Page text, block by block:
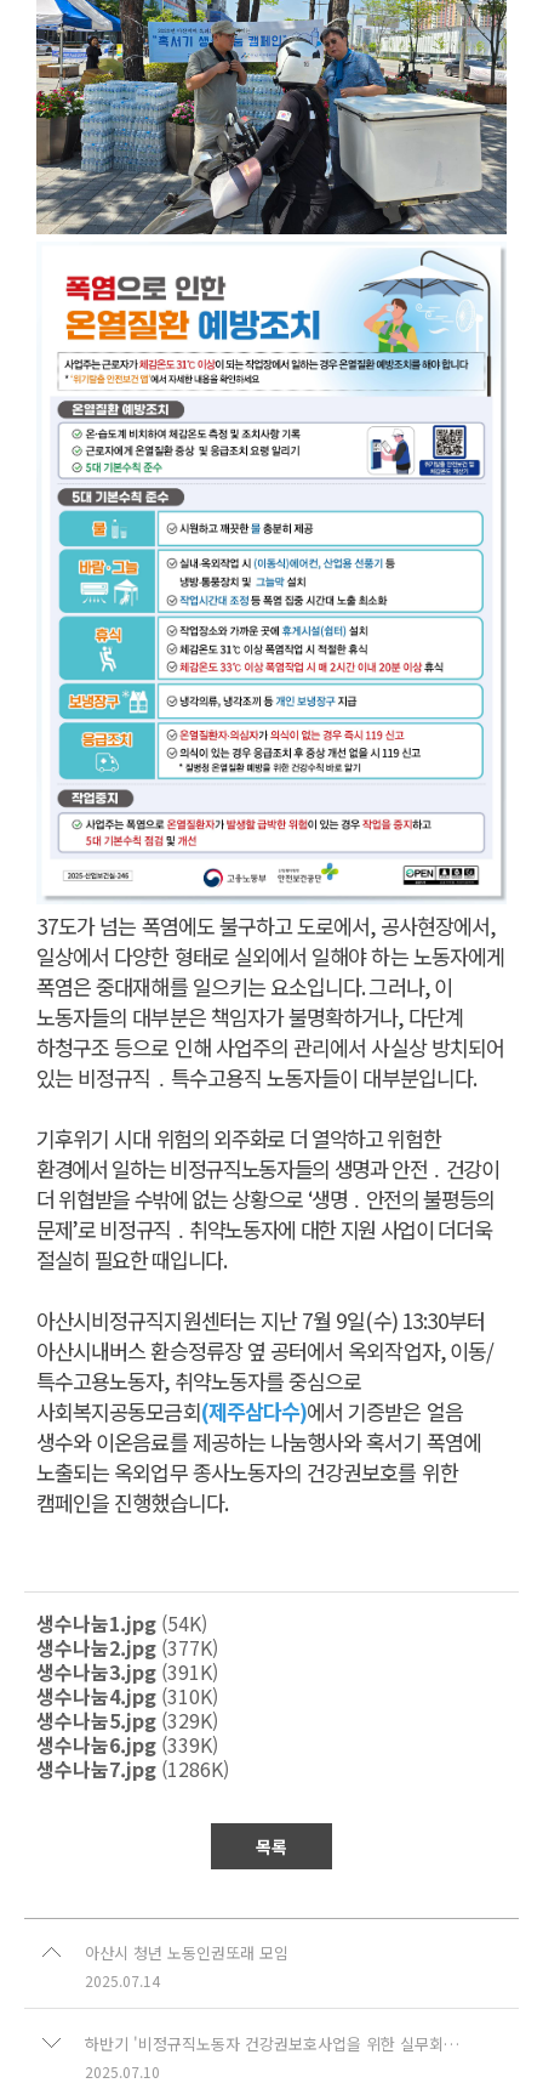
37도가 넘는 폭염에도 불구하고 도로에서, 공사현장에서,
일상에서 다양한 형태로 실외에서 일해야 하는 노동자에게
폭염은 중대재해를 일으키는 요소입니다.그러나,이
노동자들의 대부분은 책임자가 불명확하거나, 다단계
하청구조 등으로 인해 사업주의 관리에서 사실상 방치되어
있는 비정규직 ․ 특수고용직 노동자들이 대부분입니다.
기후위기 시대 위험의 외주화로 더 열악하고 위험한
환경에서 일하는 비정규직노동자들의 생명과 안전 ․ 건강이
더 위협받을 수밖에 없는 상황으로 ‘생명 ․ 안전의 불평등의
문제’로 비정규직 ․ 취약노동자에 대한 지원 사업이 더더욱
절실히 필요한 때입니다.
아산시비정규직지원센터는 지난7월 9일(수) 13:30부터
아산시내버스 환승정류장 옆 공터에서 옥외작업자,이동/
특수고용노동자, 취약노동자를 중심으로
사회복지공동모금회(제주삼다수)에서 기증받은 얼음
생수와 이온음료를 제공하는 나눔행사와 혹서기 폭염에
노출되는 옥외업무 종사노동자의 건강권보호를 위한
캠페인을 진행했습니다.
생수나눔1.jpg (54K)
생수나눔2.jpg (377K)
생수나눔3.jpg (391K)
생수나눔4.jpg (310K)
생수나눔5.jpg (329K)
생수나눔6.jpg (339K)
생수나눔7.jpg (1286K)
목록
아산시 청년 노동인권또래 모임
2025.07.14
하반기 '비정규직노동자 건강권보호사업을 위한 실무회의' 진행 했습니다.
2025.07.10